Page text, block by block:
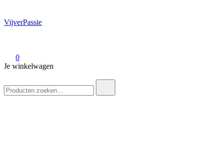
VijverPassie
0
Je winkelwagen
naar: